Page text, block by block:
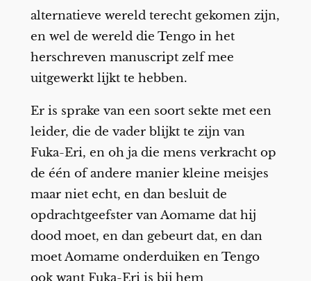
alternatieve wereld terecht gekomen zijn,
en wel de wereld die Tengo in het
herschreven manuscript zelf mee
uitgewerkt lijkt te hebben.
Er is sprake van een soort sekte met een
leider, die de vader blijkt te zijn van
Fuka-Eri, en oh ja die mens verkracht op
de één of andere manier kleine meisjes
maar niet echt, en dan besluit de
opdrachtgeefster van Aomame dat hij
dood moet, en dan gebeurt dat, en dan
moet Aomame onderduiken en Tengo
ook want Fuka-Eri is bij hem